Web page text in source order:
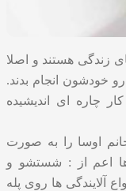
زندگی هستند و اصلا
خودشون انجام بدند.
چاره ای اندیشیده
اوسا را به صورت
اعم از : شستشو و
آلایندگی ها روی پله